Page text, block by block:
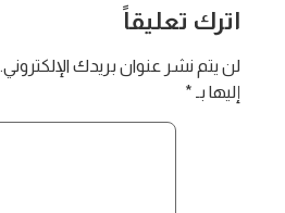
اترك تعليقاً
لن يتم نشر عنوان بريدك الإلكتروني.
إليها بـ *